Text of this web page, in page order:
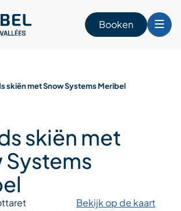
Booken
skiën met Snow Systems Meribel
skiën met
Systems
Bekijk op de kaart